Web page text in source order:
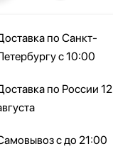
по Санкт-
с 10:00
по России 12
с до 21:00